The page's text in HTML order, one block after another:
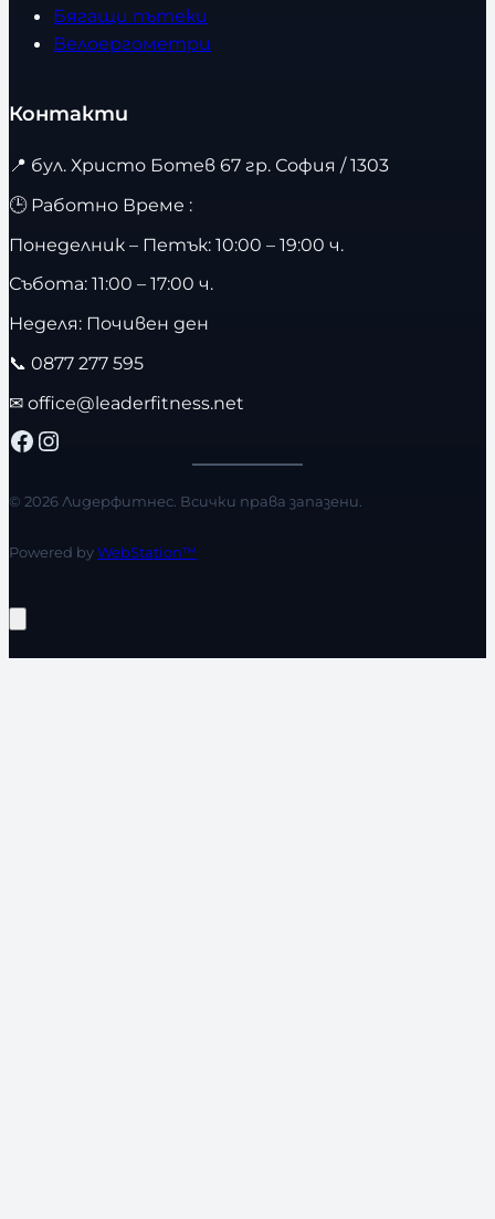
Бягащи пътеки
Велоергометри
Контакти
📍 бул. Христо Ботев 67 гр. София / 1303
🕒 Работно Време :
Понеделник – Петък: 10:00 – 19:00 ч.
Събота: 11:00 – 17:00 ч.
Неделя: Почивен ден
📞 0877 277 595
✉ office@leaderfitness.net
Facebook Instagram
© 2026 Лидерфитнес. Всички права запазени.
Powered byWebStation™